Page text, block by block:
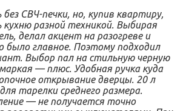
без СВЧ-печки, но, купив квартиру,
разной техникой. Выбирая
делал акцент на разогреве и
было главное. Поэтому подходил
Выбор пал на стильную черную
— плюс. Удобная ручка куда
открывание дверцы. 20 л
тарелки среднего размера.
— не получается точно